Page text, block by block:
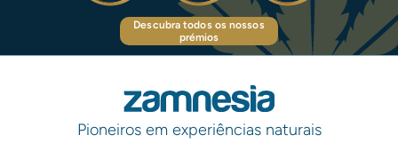
Descubra todos os nossos
prémios
Pioneiros em experiências naturais